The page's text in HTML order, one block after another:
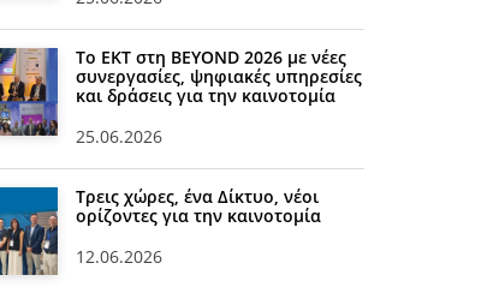
Το ΕΚΤ στη BEYOND 2026 με νέες
συνεργασίες, ψηφιακές υπηρεσίες
και δράσεις για την καινοτομία
25.06.2026
Τρεις χώρες, ένα Δίκτυο, νέοι
ορίζοντες για την καινοτομία
12.06.2026